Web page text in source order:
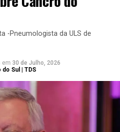
-Pneumologista da ULS de
em 30 de Julho, 2026
do Sul | TDS